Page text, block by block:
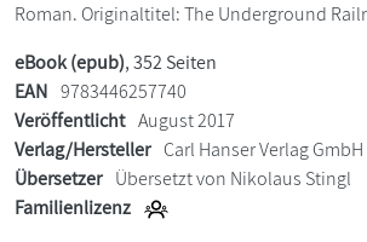
Roman. Originaltitel: The Underground
eBook (epub), 352 Seiten
EAN 9783446257740
Veröffentlicht August 2017
Verlag/Hersteller Carl Hanser Verlag GmbH
Übersetzer Übersetzt von Nikolaus Stingl
Familienlizenz